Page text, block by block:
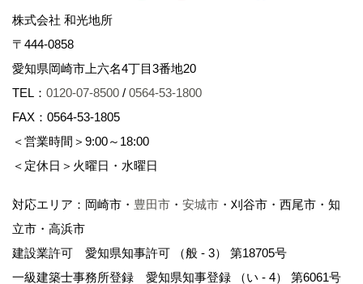
株式会社 和光地所
〒444-0858
愛知県岡崎市上六名4丁目3番地20
TEL： 0120-07-8500 / 0564-53-1800
FAX：0564-53-1805
＜営業時間＞9:00～18:00
＜定休日＞火曜日・水曜日
対応エリア：岡崎市・ 豊田市 ・ 安城市 ・刈谷市・西尾市・知
立市・高浜市
建設業許可 愛知県知事許可 （般 - 3） 第18705号
一級建築士事務所登録 愛知県知事登録 （い - 4） 第6061号